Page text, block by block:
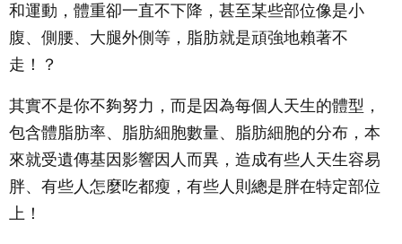
和運動，體重卻一直不下降，甚至某些部位像是小
腹、側腰、大腿外側等，脂肪就是頑強地賴著不
走！？
其實不是你不夠努力，而是因為每個人天生的體型，
包含體脂肪率、脂肪細胞數量、脂肪細胞的分布，本
來就受遺傳基因影響因人而異，造成有些人天生容易
胖、有些人怎麼吃都瘦，有些人則總是胖在特定部位
上！